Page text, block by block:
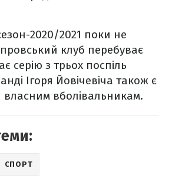
2020/2021 поки не
клуб перебуває
серію з трьох поспіль
Ігоря Йовічевіча також є
вболівальникам.
СПОРТ